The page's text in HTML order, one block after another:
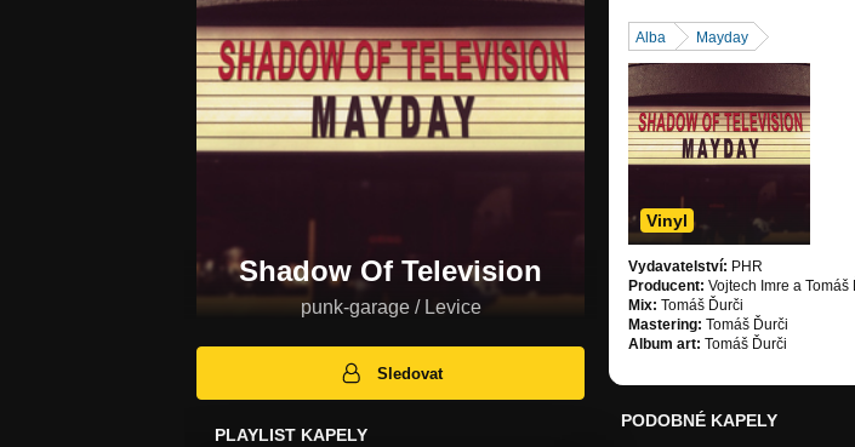
Shadow Of Television
punk-garage / Levice
Sledovat
PLAYLIST KAPELY
Alba Mayday
Vinyl
Vydavatelství: PHR
Producent: Vojtech Imre a Tomáš
Mix: Tomáš Ďurči
Mastering: Tomáš Ďurči
Album art: Tomáš Ďurči
PODOBNÉ KAPELY